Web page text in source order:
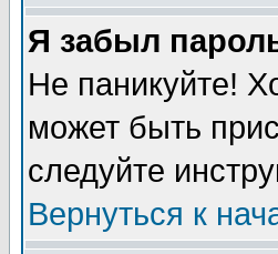
Я забыл
Не паникуйте!
может быть
следуйте
Вернуться к